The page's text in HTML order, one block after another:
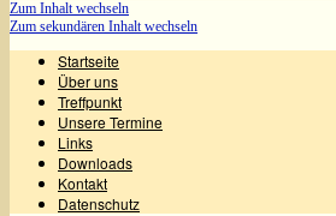
Zum Inhalt wechseln
Zum sekundären Inhalt wechseln
Startseite
Über uns
Treffpunkt
Unsere Termine
Links
Downloads
Kontakt
Datenschutz